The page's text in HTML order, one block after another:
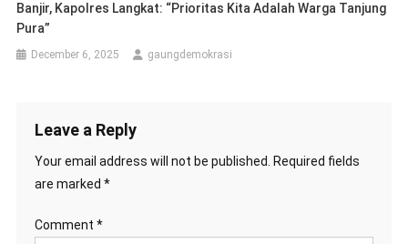
Banjir, Kapolres Langkat: “Prioritas Kita Adalah Warga Tanjung
Pura”
December 6, 2025 gaungdemokrasi
Leave a Reply
Your email address will not be published. Required fields
are marked *
Comment *